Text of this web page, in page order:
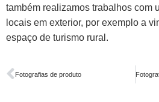
também realizamos trabalhos com
locais em exterior, por exemplo a
espaço de turismo rural.
Fotografias de produto